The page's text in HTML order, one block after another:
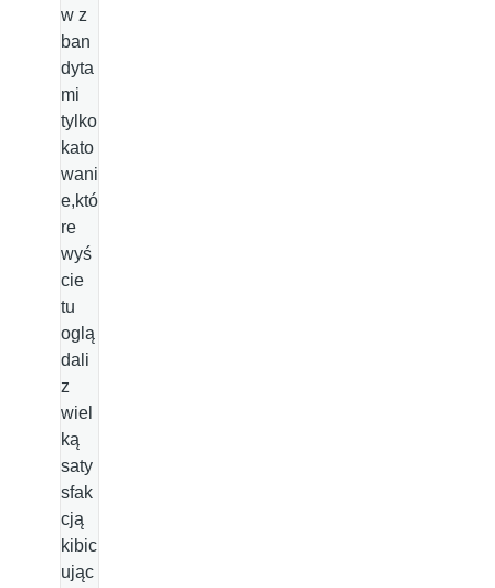
w z
ban
dyta
mi
tylko
kato
wani
e,któ
re
wyś
cie
tu
oglą
dali
z
wiel
ką
saty
sfak
cją
kibic
ując